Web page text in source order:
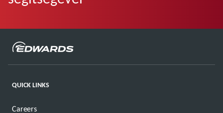
QUICK LINKS
Careers